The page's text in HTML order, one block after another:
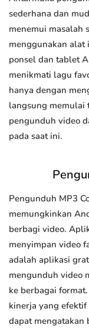
sederhana dan
menemui masalah
menggunakan
ponsel dan tablet
menikmati lagu
hanya dengan
langsung memulai
pengunduh video
pada saat ini.
Pengunduh MP3
memungkinkan
berbagi video.
menyimpan video
adalah aplikasi
mengunduh video
ke berbagai
kinerja yang
dapat